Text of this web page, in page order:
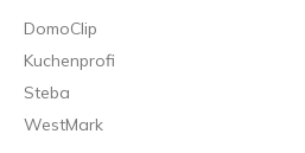
DomoClip
Kuchenprofi
Steba
WestMark